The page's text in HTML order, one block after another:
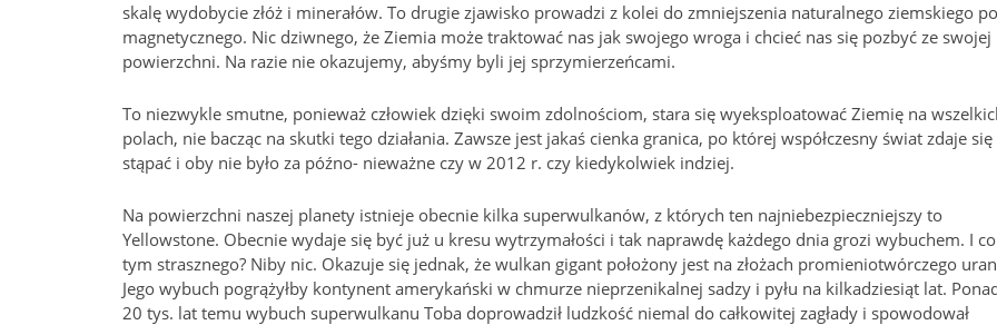
skalę wydobycie złóż i minerałów. To drugie zjawisko prowadzi z kolei do zmniejszenia naturalnego ziemskiego
magnetycznego. Nic dziwnego, że Ziemia może traktować nas jak swojego wroga i chcieć nas się pozbyć ze swojej
powierzchni. Na razie nie okazujemy, abyśmy byli jej sprzymierzeńcami.
To niezwykle smutne, ponieważ człowiek dzięki swoim zdolnościom, stara się wyeksploatować Ziemię na
polach, nie bacząc na skutki tego działania. Zawsze jest jakaś cienka granica, po której współczesny świat zdaje się
stąpać i oby nie było za późno- nieważne czy w 2012 r. czy kiedykolwiek indziej.
Na powierzchni naszej planety istnieje obecnie kilka superwulkanów, z których ten najniebezpieczniejszy to
Yellowstone. Obecnie wydaje się być już u kresu wytrzymałości i tak naprawdę każdego dnia grozi wybuchem. I
tym strasznego? Niby nic. Okazuje się jednak, że wulkan gigant położony jest na złożach promieniotwórczego
Jego wybuch pogrążyłby kontynent amerykański w chmurze nieprzenikalnej sadzy i pyłu na kilkadziesiąt lat.
20 tys. lat temu wybuch superwulkanu Toba doprowadził ludzkość niemal do całkowitej zagłady i spowodował